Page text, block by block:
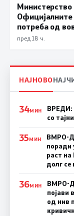
Министерство
Официјалните
потреба од
мерки,
пред 18 ч.
НАЈНОВО
34МИН
ВРЕДИ:
со
35МИН
ВМРО-
поради
раст
долг се
36МИН
ВМРО-
појави
од нив